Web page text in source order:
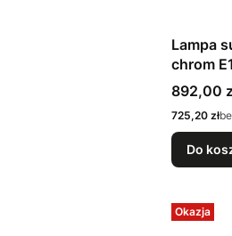
Lampa
chrom
Cena
892,00
Cena
725,20 zł
Do
Okazja